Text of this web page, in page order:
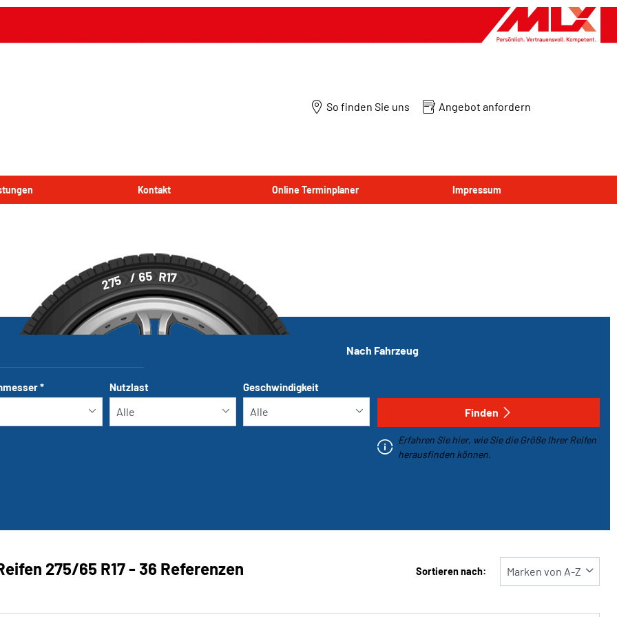
So finden Sie uns Angebot anfordern
Kontakt Online Terminplaner Impressum
275 / 65 R17
Nach Fahrzeug
* Nutzlast Geschwindigkeit
Finden
Erfahren Sie hier, wie Sie die Größe Ihrer Reifen
herausfinden können.
‎275/65 R17 - 36 Referenzen Sortieren nach: